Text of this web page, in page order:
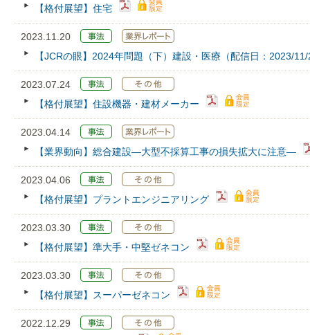
【格付展望】住宅
2023.11.20
【JCRの眼】2024年問題（下）建設・医療（配信日：2023/
2023.07.24
【格付展望】住設機器・建材メーカー
2023.04.14
【業界動向】総合建設―大型不採算工事の損失拡大に注意―
2023.04.06
【格付展望】プラントエンジニアリング
2023.03.30
【格付展望】準大手・中堅ゼネコン
2023.03.30
【格付展望】スーパーゼネコン
2022.12.29